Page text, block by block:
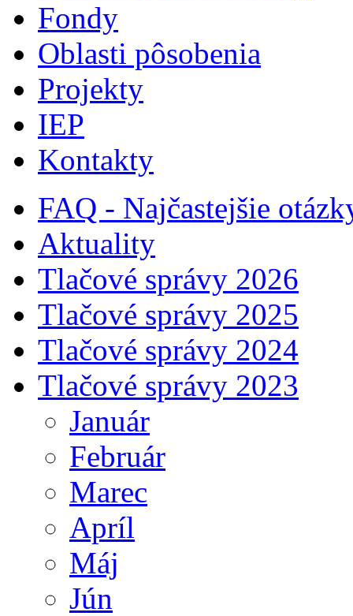
Fondy
Oblasti pôsobenia
Projekty
IEP
Kontakty
FAQ - Najčastejšie
Aktuality
Tlačové správy 2026
Tlačové správy 2025
Tlačové správy 2024
Tlačové správy 2023
Január
Február
Marec
Apríl
Máj
Jún